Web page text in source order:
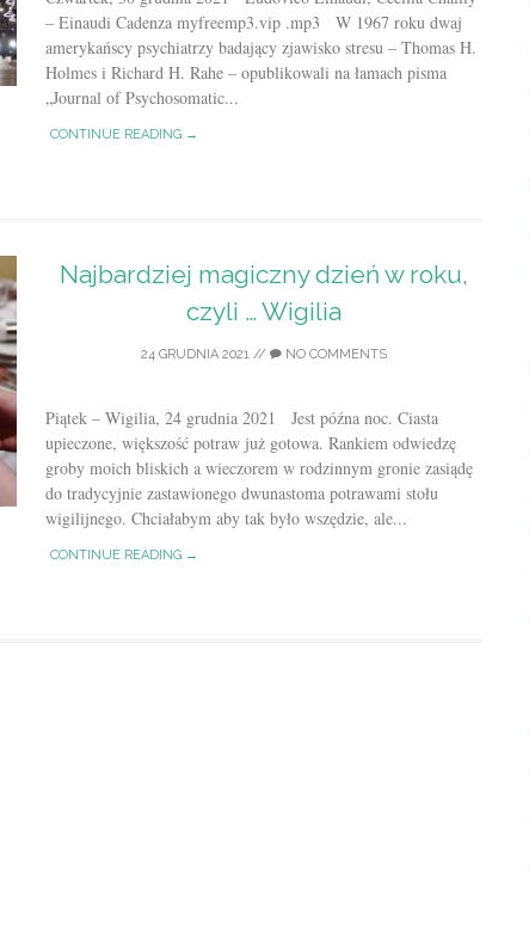
– Einaudi Cadenza myfreemp3.vip .mp3 W 1967 roku dwaj
amerykańscy psychiatrzy badający zjawisko stresu – Thomas H.
Holmes i Richard H. Rahe – opublikowali na łamach pisma
„Journal of Psychosomatic...
CONTINUE READING →
Najbardziej magiczny dzień w roku,
czyli … Wigilia
24 GRUDNIA 2021 // NO COMMENTS
Piątek – Wigilia, 24 grudnia 2021 Jest późna noc. Ciasta
upieczone, większość potraw już gotowa. Rankiem odwiedzę
groby moich bliskich a wieczorem w rodzinnym gronie zasiądę
do tradycyjnie zastawionego dwunastoma potrawami stołu
wigilijnego. Chciałabym aby tak było wszędzie, ale...
CONTINUE READING →